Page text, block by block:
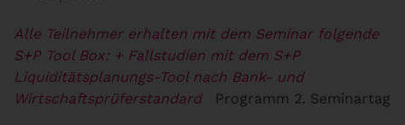
Alle Teilnehmer erhalten mit dem Seminar folgende
S+P Tool Box: + Fallstudien mit dem S+P
Liquiditätsplanungs-Tool nach Bank- und
WirtschaftsprüferstandardProgramm 2. Seminartag